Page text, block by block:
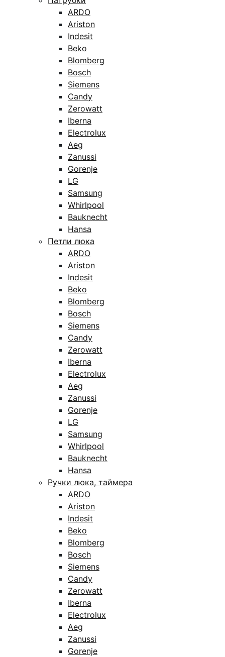
ARDO
Ariston
Indesit
Beko
Blomberg
Bosch
Siemens
Candy
Zerowatt
Iberna
Electrolux
Aeg
Zanussi
Gorenje
LG
Samsung
Whirlpool
Bauknecht
Hansa
Петли люка
ARDO
Ariston
Indesit
Beko
Blomberg
Bosch
Siemens
Candy
Zerowatt
Iberna
Electrolux
Aeg
Zanussi
Gorenje
LG
Samsung
Whirlpool
Bauknecht
Hansa
Ручки люка, таймера
ARDO
Ariston
Indesit
Beko
Blomberg
Bosch
Siemens
Candy
Zerowatt
Iberna
Electrolux
Aeg
Zanussi
Gorenje